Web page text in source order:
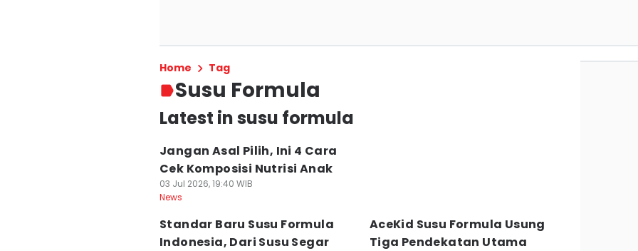
Home Tag
Susu Formula
Latest in susu formula
Jangan Asal Pilih, Ini 4 Cara
Cek Komposisi Nutrisi Anak
03 Jul 2026, 19:40 WIB
News
Standar Baru Susu Formula
Indonesia, Dari Susu Segar
AceKid Susu Formula Usung
Tiga Pendekatan Utama